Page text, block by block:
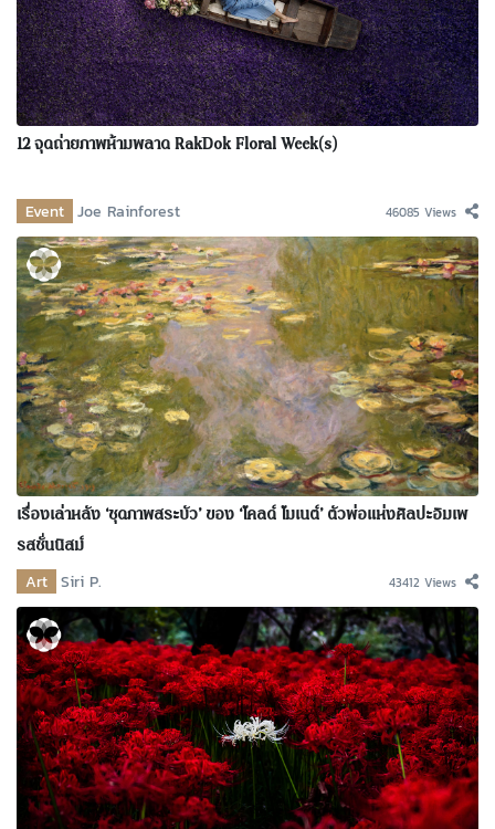
12 จุดถ่ายภาพห้ามพลาด RakDok Floral Week(s)
Event Joe Rainforest 46085 Views
เรื่องเล่าหลัง ‘ชุดภาพสระบัว’ ของ ‘โคลด์ โมเนต์’ ตัวพ่อแห่งศิลปะอิมเพ
รสชั่นนิสม์
Art Siri P. 43412 Views